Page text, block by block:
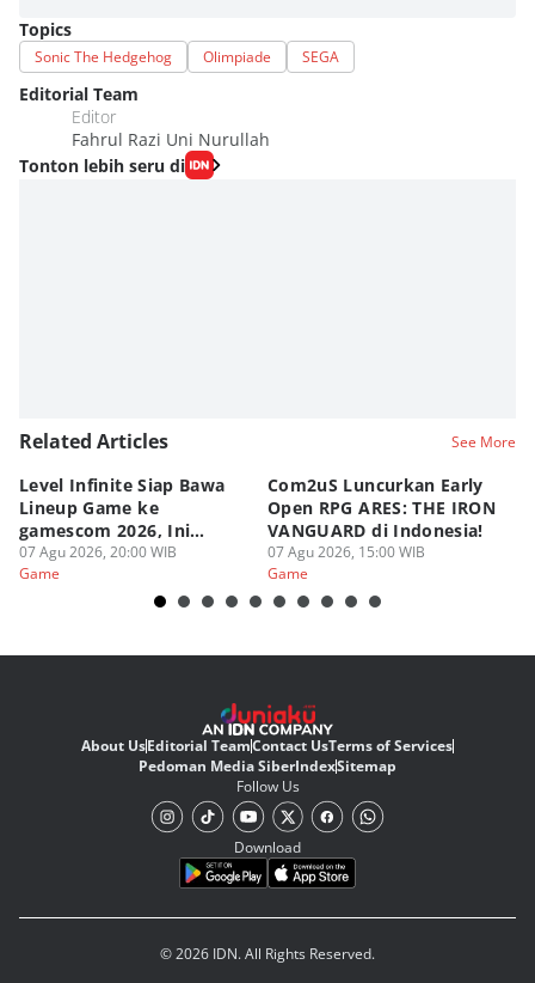
Topics
Sonic The Hedgehog Olimpiade SEGA
Editorial Team
Editor
Fahrul Razi Uni Nurullah
Tonton lebih seru di
Related Articles See More
Level Infinite Siap Bawa
Lineup Game ke
gamescom 2026, Ini
Judulnya!
07 Agu 2026, 20:00 WIB
Game
Com2uS Luncurkan Early
Open RPG ARES: THE IRON
VANGUARD di Indonesia!
07 Agu 2026, 15:00 WIB
Game
About UsEditorial TeamContact UsTerms of Services
Pedoman Media SiberIndexSitemap
Follow Us
Download
© 2026 IDN. All Rights Reserved.